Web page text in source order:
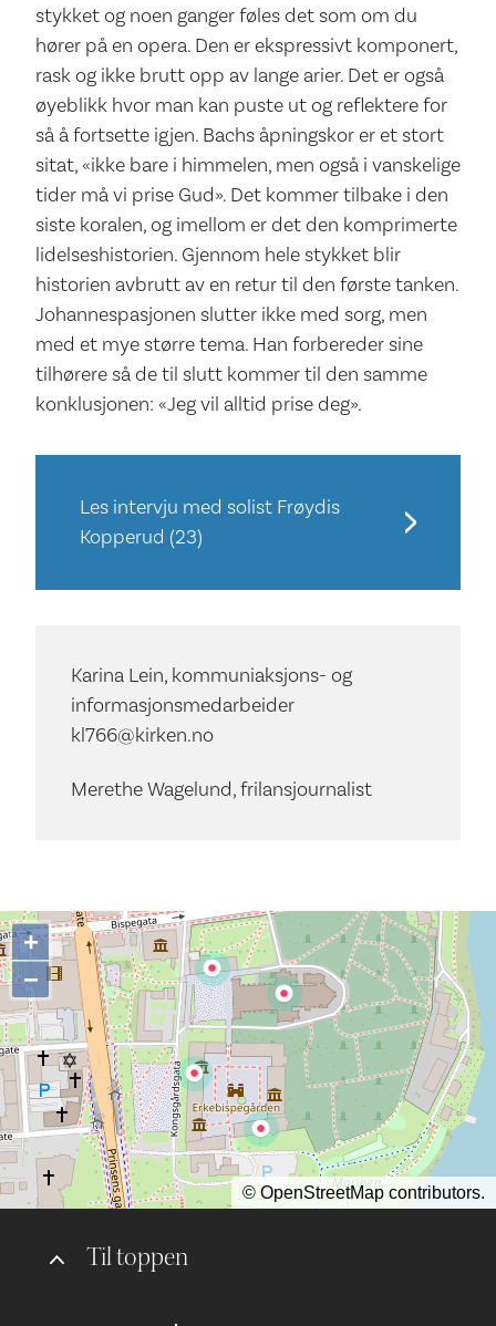
stykket og noen ganger føles det som om du
hører på en opera. Den er ekspressivt komponert,
rask og ikke brutt opp av lange arier. Det er også
øyeblikk hvor man kan puste ut og reflektere for
så å fortsette igjen. Bachs åpningskor er et stort
sitat, «ikke bare i himmelen, men også i vanskelige
tider må vi prise Gud». Det kommer tilbake i den
siste koralen, og imellom er det den komprimerte
lidelseshistorien. Gjennom hele stykket blir
historien avbrutt av en retur til den første tanken.
Johannespasjonen slutter ikke med sorg, men
med et mye større tema. Han forbereder sine
tilhørere så de til slutt kommer til den samme
konklusjonen: «Jeg vil alltid prise deg».
Les intervju med solist Frøydis
Kopperud (23)
Karina Lein, kommuniaksjons- og
informasjonsmedarbeider
kl766@kirken.no
Merethe Wagelund, frilansjournalist
Til toppen
+
−
© OpenStreetMap contributors.